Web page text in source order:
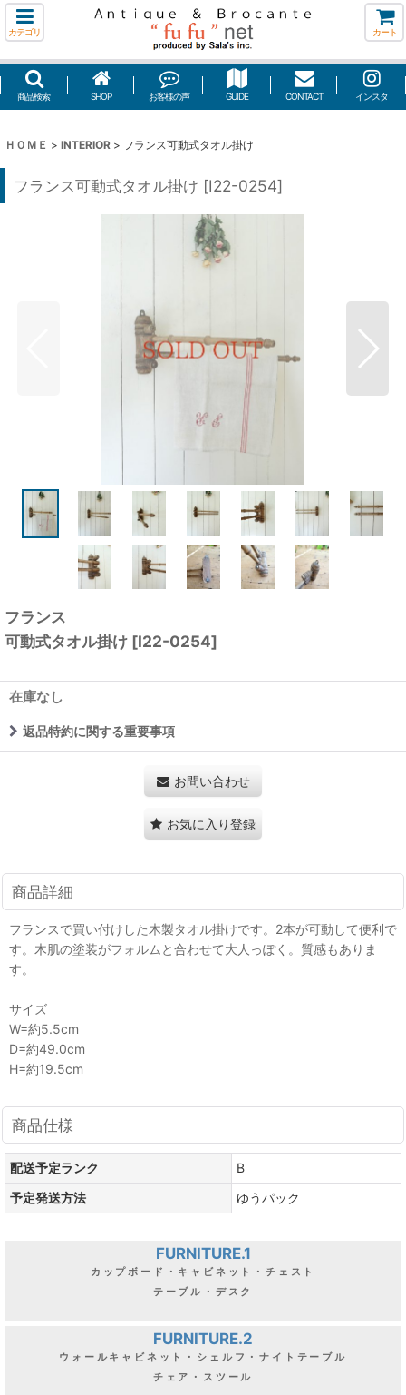
カテゴリ カート
商品検索 SHOP お客様の声 GUIDE CONTACT インスタ
ＨＯＭＥ > INTERIOR > フランス可動式タオル掛け
フランス可動式タオル掛け [I22-0254]
フランス
可動式タオル掛け [I22-0254]
在庫なし
返品特約に関する重要事項
お問い合わせ
お気に入り登録
商品詳細
フランスで買い付けした木製タオル掛けです。2本が可動して便利で
す。木肌の塗装がフォルムと合わせて大人っぽく。質感もありま
す。
サイズ
W=約5.5cm
D=約49.0cm
H=約19.5cm
商品仕様
配送予定ランク
B
予定発送方法
ゆうパック
FURNITURE.1
カップボード・キャビネット・チェスト
テーブル・デスク
FURNITURE.2
ウォールキャビネット・シェルフ・ナイトテーブル
チェア・スツール